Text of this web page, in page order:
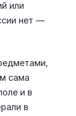
или
нет —
сама
и в
в